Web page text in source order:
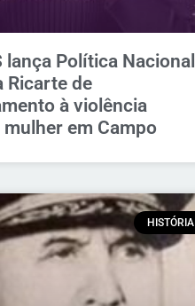
lança Política Nacional
Ricarte de
à violência
em Campo
HISTÓRIA